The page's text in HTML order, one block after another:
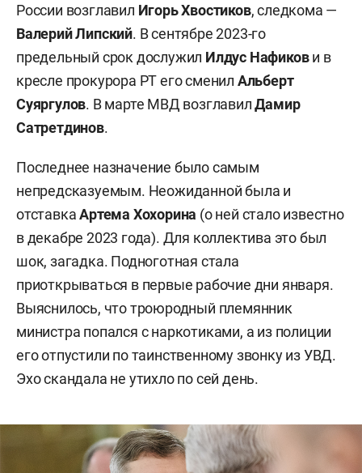
России возглавил Игорь Хвостиков, следкома —
Валерий Липский. В сентябре 2023-го
предельный срок дослужил Илдус Нафикови в
кресле прокурора РТ его сменил Альберт
Суяргулов. В марте МВД возглавилДамир
Сатретдинов.
Последнее назначение было самым
непредсказуемым. Неожиданной была и
отставкаАртема Хохорина (о ней стало известно
в декабре 2023 года). Для коллектива это был
шок, загадка. Подноготная стала
приоткрываться в первые рабочие дни января.
Выяснилось, что троюродный племянник
министра попался с наркотиками, а из полиции
его отпустили по таинственному звонку из УВД.
Эхо скандала не утихло по сей день.